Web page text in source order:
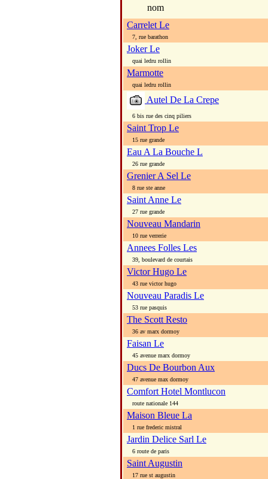
nom
Carrelet Le
7, rue barathon
Joker Le
quai ledru rollin
Marmotte
quai ledru rollin
Autel De La Crepe
6 bis rue des cinq piliers
Saint Trop Le
15 rue grande
Eau A La Bouche L
26 rue grande
Grenier A Sel Le
8 rue ste anne
Saint Anne Le
27 rue grande
Nouveau Mandarin
10 rue verrerie
Annees Folles Les
39, boulevard de courtais
Victor Hugo Le
43 rue victor hugo
Nouveau Paradis Le
53 rue pasquis
The Scott Resto
36 av marx dormoy
Faisan Le
45 avenue marx dormoy
Ducs De Bourbon Aux
47 avenue max dormoy
Comfort Hotel Montlucon
route nationale 144
Maison Bleue La
1 rue frederic mistral
Jardin Delice Sarl Le
6 route de paris
Saint Augustin
17 rue st augustin